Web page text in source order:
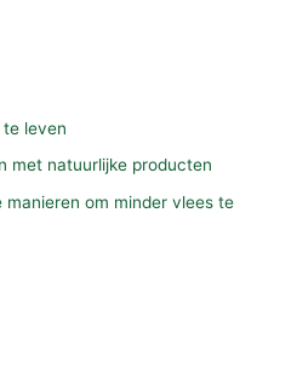
leven
met natuurlijke producten
manieren om minder vlees te